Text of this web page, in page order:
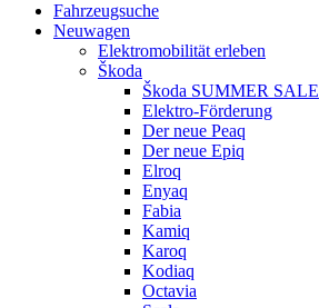
Fahrzeugsuche
Neuwagen
Elektromobilität erleben
Škoda
Škoda SUMMER SALE
Elektro-Förderung
Der neue Peaq
Der neue Epiq
Elroq
Enyaq
Fabia
Kamiq
Karoq
Kodiaq
Octavia